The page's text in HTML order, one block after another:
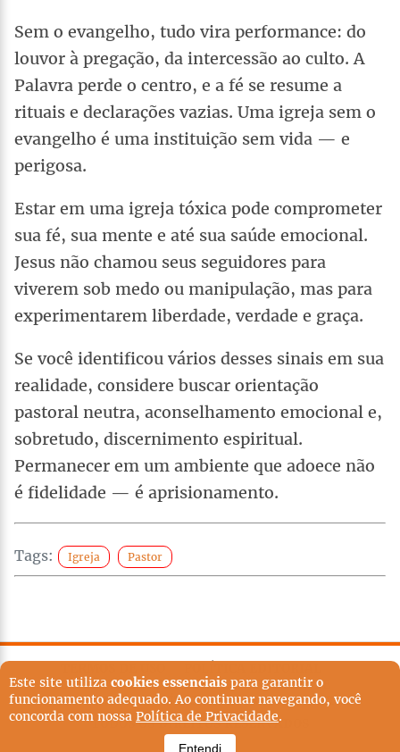
Sem o evangelho, tudo vira performance: do
louvor à pregação, da intercessão ao culto. A
Palavra perde o centro, e a fé se resume a
rituais e declarações vazias. Uma igreja sem o
evangelho é uma instituição sem vida — e
perigosa.
Estar em uma igreja tóxica pode comprometer
sua fé, sua mente e até sua saúde emocional.
Jesus não chamou seus seguidores para
viverem sob medo ou manipulação, mas para
experimentarem liberdade, verdade e graça.
Se você identificou vários desses sinais em sua
realidade, considere buscar orientação
pastoral neutra, aconselhamento emocional e,
sobretudo, discernimento espiritual.
Permanecer em um ambiente que adoece não
é fidelidade — é aprisionamento.
Tags: Igreja Pastor
POLÍTICA DE PRIVACIDADE
EXPEDIENTE
QUEM SOMOS
POLÍTICA EDITORIAL
CONTATO
TODOS OS DIREITOS RESERVADOS
Este site utiliza cookies essenciais para garantir o
funcionamento adequado. Ao continuar navegando, você
concorda com nossa Política de Privacidade.
Entendi